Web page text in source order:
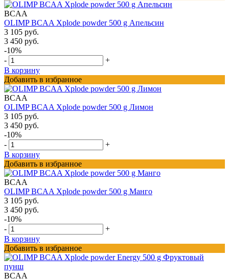
BCAA
OLIMP BCAA Xplode powder 500 g Апельсин
3 105 руб.
3 450 руб.
-10%
-
+
В корзину
Добавить в избранное
BCAA
OLIMP BCAA Xplode powder 500 g Лимон
3 105 руб.
3 450 руб.
-10%
-
+
В корзину
Добавить в избранное
BCAA
OLIMP BCAA Xplode powder 500 g Манго
3 105 руб.
3 450 руб.
-10%
-
+
В корзину
Добавить в избранное
BCAA